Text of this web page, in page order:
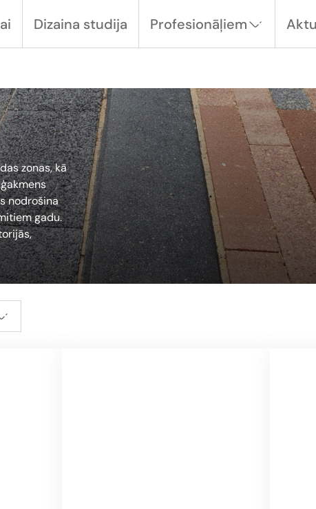
Dizaina studija Profesionāļiem
zonas, kā
nodrošina
gadu.